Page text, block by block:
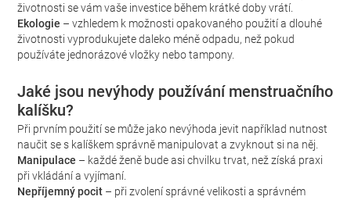
životnosti se vám vaše investice během krátké doby vrátí.
Ekologie – vzhledem k možnosti opakovaného použití a dlouhé
životnosti vyprodukujete daleko méně odpadu, než pokud
používáte jednorázové vložky nebo tampony.
Jaké jsou nevýhody používání menstruačního
kalíšku?
Při prvním použití se může jako nevýhoda jevit například nutnost
naučit se s kalíškem správně manipulovat a zvyknout si na něj.
Manipulace – každé ženě bude asi chvilku trvat, než získá praxi
při vkládání a vyjímaní.
Nepříjemný pocit – při zvolení správné velikosti a správném